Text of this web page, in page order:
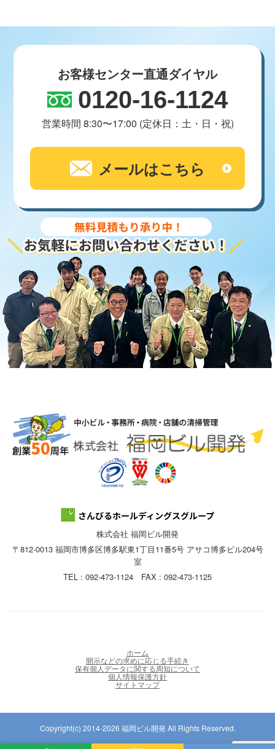
お客様センター直通ダイヤル
0120-16-1124
営業時間 8:30〜17:00 (定休日：土・日・祝)
メールはこちら
株式会社 福岡ビル開発
〒812-0013 福岡市博多区博多駅東1丁目11番5号 アサコ博多ビル204号
室
TEL : 092-473-1124 FAX : 092-473-1125
ホーム
開示などの求めに応じる手続き
保有個人データに関する周知について
個人情報保護方針
サイトマップ
Copyright(c) 2014-2026 福岡ビル開発 All Rights Reserved.